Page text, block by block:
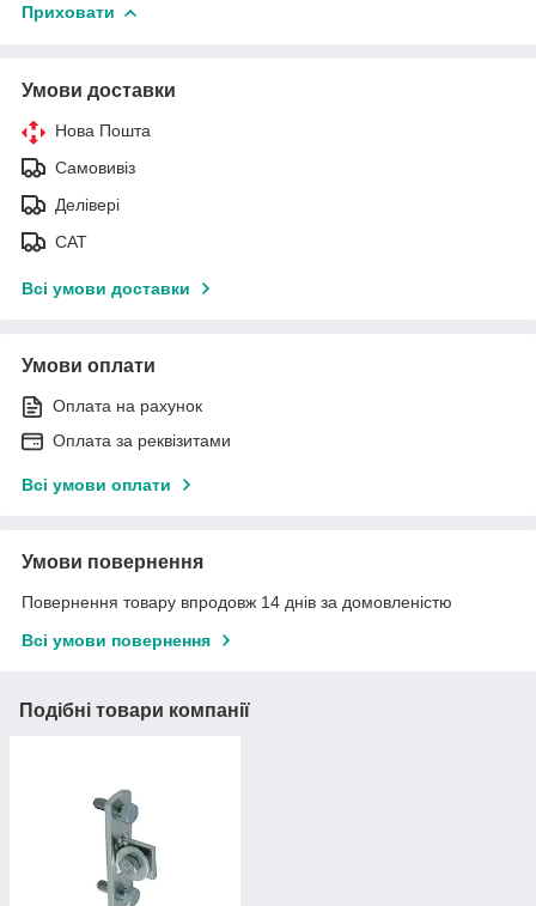
Приховати
Умови доставки
Нова Пошта
Самовивіз
Делівері
САТ
Всі умови доставки
Умови оплати
Оплата на рахунок
Оплата за реквізитами
Всі умови оплати
Умови повернення
Повернення товару впродовж 14 днів за домовленістю
Всі умови повернення
Подібні товари компанії